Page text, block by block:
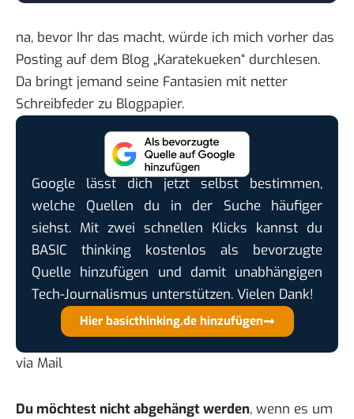
na, bevor Ihr das macht, würde ich mich vorher das
Posting auf dem Blog „Karatekueken“ durchlesen.
Da bringt jemand seine Fantasien mit netter
Schreibfeder zu Blogpapier.
Google lässt dich jetzt selbst bestimmen,
welche Quellen du in der Suche häufiger
siehst. Mit zwei schnellen Klicks kannst du
BASIC thinking kostenlos als bevorzugte
Quelle hinzufügen und damit unabhängigen
Tech-Journalismus unterstützen. Vielen Dank!
Hier basicthinking.de hinzufügen
via Mail
Du möchtest nicht abgehängt werden, wenn es um